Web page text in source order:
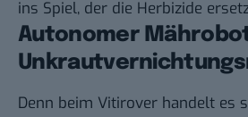
ins Spiel, der die Herbizide
Autonomer
Denn beim Vitirover handelt es